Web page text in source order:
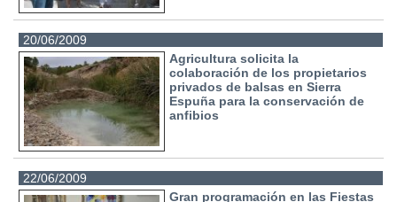
20/06/2009
Agricultura solicita la
colaboración de los propietarios
privados de balsas en Sierra
Espuña para la conservación de
anfibios
22/06/2009
Gran programación en las Fiestas